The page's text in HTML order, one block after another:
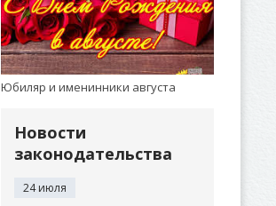
Юбиляр и именинники августа
Новости
законодательства
24 июля